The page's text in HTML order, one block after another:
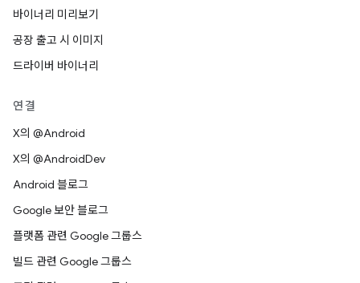
바이너리 미리보기
공장 출고 시 이미지
드라이버 바이너리
연결
X의 @Android
X의 @AndroidDev
Android 블로그
Google 보안 블로그
플랫폼 관련 Google 그룹스
빌드 관련 Google 그룹스